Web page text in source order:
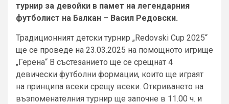
турнир за девойки в памет на легендарния
футболист на Балкан – Васил Редовски.
Традиционният детски турнир „Redovski Cup 2025“
ще се проведе на 23.03.2025 на помощното игрище
„Герена“ В състезанието ще се срещнат 4
девически футболни формации, които ще играят
на принципа всеки срещу всеки. Откриването на
възпоменателния турнир ще започне в 11.00 ч. и